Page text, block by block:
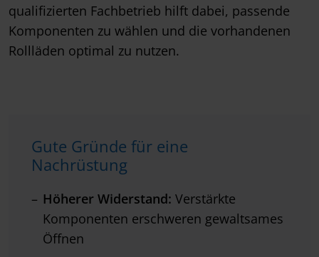
qualifizierten Fachbetrieb hilft dabei, passende
Komponenten zu wählen und die vorhandenen
Rollläden optimal zu nutzen.
Gute Gründe für eine
Nachrüstung
Höherer Widerstand: Verstärkte
Komponenten erschweren gewaltsames
Öffnen